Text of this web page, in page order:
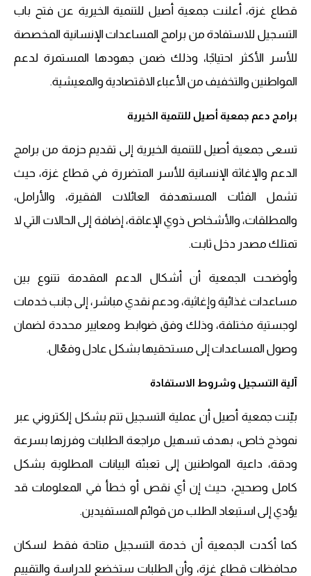
قطاع غزة، أعلنت جمعية أصيل للتنمية الخيرية عن فتح باب
التسجيل للاستفادة من برامج المساعدات الإنسانية المخصصة
للأسر الأكثر احتياجًا، وذلك ضمن جهودها المستمرة لدعم
المواطنين والتخفيف من الأعباء الاقتصادية والمعيشية.
برامج دعم جمعية أصيل للتنمية الخيرية
تسعى جمعية أصيل للتنمية الخيرية إلى تقديم حزمة من برامج
الدعم والإغاثة الإنسانية للأسر المتضررة في قطاع غزة، حيث
تشمل الفئات المستهدفة العائلات الفقيرة، والأرامل،
والمطلقات، والأشخاص ذوي الإعاقة، إضافة إلى الحالات التي لا
تمتلك مصدر دخل ثابت.
وأوضحت الجمعية أن أشكال الدعم المقدمة تتنوع بين
مساعدات غذائية وإغاثية، ودعم نقدي مباشر، إلى جانب خدمات
لوجستية مختلفة، وذلك وفق ضوابط ومعايير محددة لضمان
وصول المساعدات إلى مستحقيها بشكل عادل وفعّال.
آلية التسجيل وشروط الاستفادة
بيّنت جمعية أصيل أن عملية التسجيل تتم بشكل إلكتروني عبر
نموذج خاص، بهدف تسهيل مراجعة الطلبات وفرزها بسرعة
ودقة، داعية المواطنين إلى تعبئة البيانات المطلوبة بشكل
كامل وصحيح، حيث إن أي نقص أو خطأ في المعلومات قد
يؤدي إلى استبعاد الطلب من قوائم المستفيدين.
كما أكدت الجمعية أن خدمة التسجيل متاحة فقط لسكان
محافظات قطاع غزة، وأن الطلبات ستخضع للدراسة والتقييم